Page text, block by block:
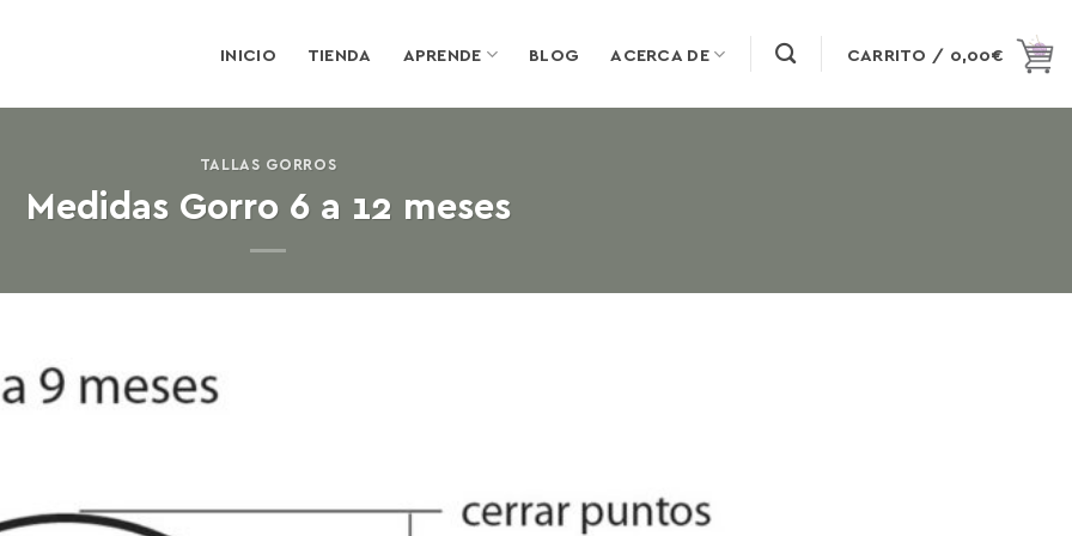
INICIO TIENDA APRENDE BLOG ACERCA DE CARRITO / 0,00€
TALLAS GORROS
Medidas Gorro 6 a 12 meses